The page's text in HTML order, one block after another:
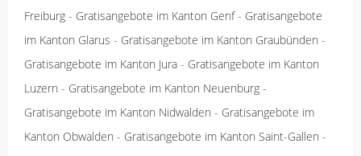
Freiburg - Gratisangebote im Kanton Genf- Gratisangebote
im Kanton Glarus - Gratisangebote im Kanton Graubünden -
Gratisangebote im Kanton Jura - Gratisangebote im Kanton
Luzern - Gratisangebote im Kanton Neuenburg -
Gratisangebote im Kanton Nidwalden - Gratisangebote im
Kanton Obwalden - Gratisangebote im Kanton Saint-Gallen -